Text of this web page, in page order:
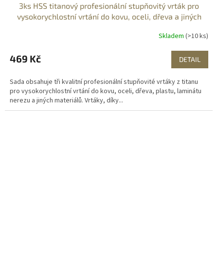
3ks HSS titanový profesionální stupňovitý vrták pro
vysokorychlostní vrtání do kovu, oceli, dřeva a jiných
Skladem (>10 ks)
469 Kč DETAIL
Sada obsahuje tři kvalitní profesionální stupňovité vrtáky z titanu
pro vysokorychlostní vrtání do kovu, oceli, dřeva, plastu, laminátu
nerezu a jiných materiálů. Vrtáky, díky...